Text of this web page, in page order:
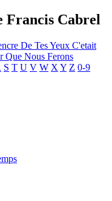
Francis Cabrel
De Tes Yeux C'etait
Que Nous Ferons
S T U V W X Y Z 0-9